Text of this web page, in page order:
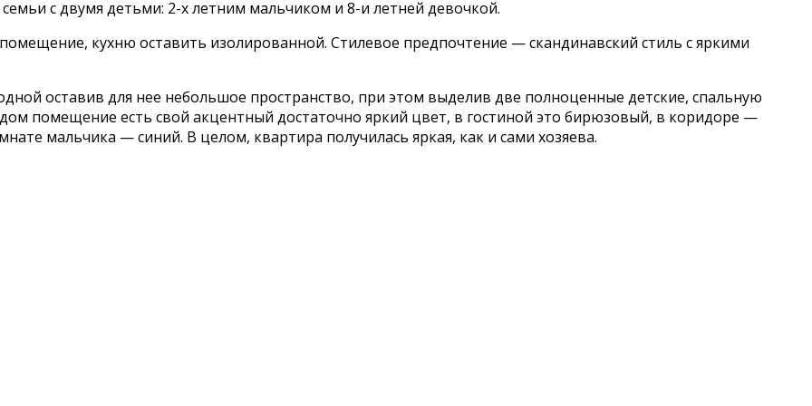
с двумя детьми: 2-х летним мальчиком и 8-и летней девочкой.
кухню оставить изолированной. Стилевое предпочтение — скандинавский стиль с яркими
оставив для нее небольшое пространство, при этом выделив две полноценные детские, спальную
помещение есть свой акцентный достаточно яркий цвет, в гостиной это бирюзовый, в коридоре —
мальчика — синий. В целом, квартира получилась яркая, как и сами хозяева.